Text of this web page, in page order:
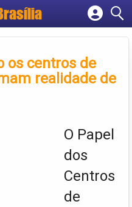
empresa
conta
os centros de
realidade de
O Papel
dos
Centros
de